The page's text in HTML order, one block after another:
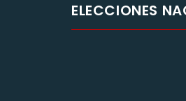
ELECCIONES